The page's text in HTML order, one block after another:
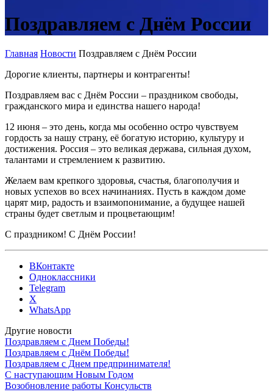
Поздравляем с Днём России
Главная Новости Поздравляем с Днём России
Дорогие клиенты, партнеры и контрагенты!
Поздравляем вас с Днём России – праздником свободы,
гражданского мира и единства нашего народа!
12 июня – это день, когда мы особенно остро чувствуем
гордость за нашу страну, её богатую историю, культуру и
достижения. Россия – это великая держава, сильная духом,
талантами и стремлением к развитию.
Желаем вам крепкого здоровья, счастья, благополучия и
новых успехов во всех начинаниях. Пусть в каждом доме
царят мир, радость и взаимопонимание, а будущее нашей
страны будет светлым и процветающим!
С праздником! С Днём России!
ВКонтакте
Одноклассники
Telegram
X
WhatsApp
Другие новости
Поздравляем с Днем Победы!
Поздравляем с Днём Победы!
Поздравляем с Днем предпринимателя!
С наступающим Новым Годом
Возобновление работы Консульств